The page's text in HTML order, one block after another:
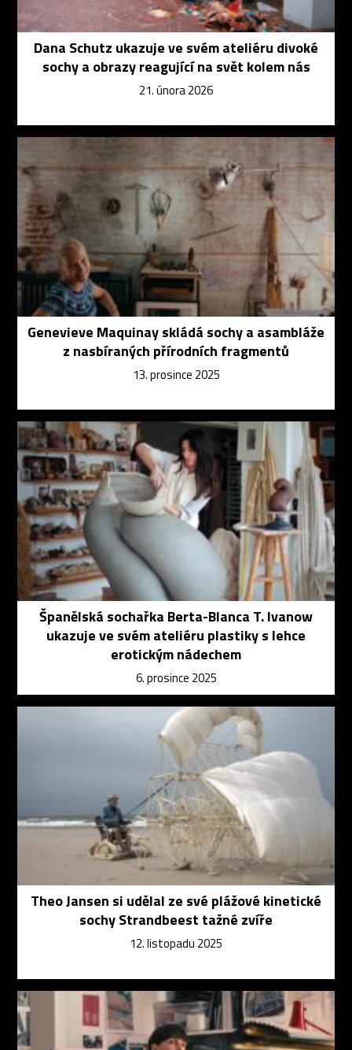
Dana Schutz ukazuje ve svém ateliéru divoké
sochy a obrazy reagující na svět kolem nás
21. února 2026
Genevieve Maquinay skládá sochy a asambláže
z nasbíraných přírodních fragmentů
13. prosince 2025
Španělská sochařka Berta-Blanca T. Ivanow
ukazuje ve svém ateliéru plastiky s lehce
erotickým nádechem
6. prosince 2025
Theo Jansen si udělal ze své plážové kinetické
sochy Strandbeest tažné zvíře
12. listopadu 2025